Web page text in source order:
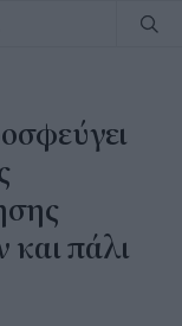
και πάλι